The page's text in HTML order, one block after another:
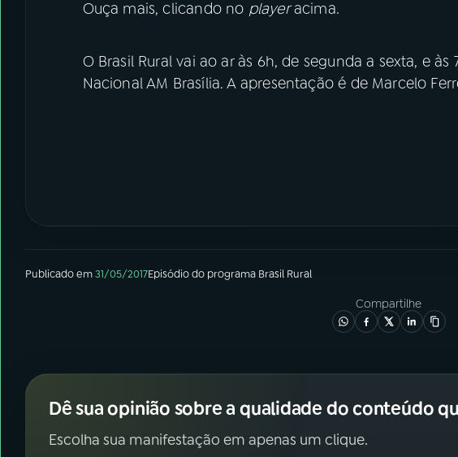
Ouça mais, clicando no playeracima.
O Brasil Rural vai ao ar às 6h, de segunda a sexta, e
Nacional AM Brasília. A apresentação é de Marcelo
Publicado em31/05/2017Episódiodo programa Brasil Rural
Compartilhe
Dê sua opinião sobre a qualidade do conteúdo
Escolha sua manifestação em apenas um clique.